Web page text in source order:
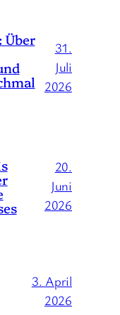
Über
31.
Juli
2026
20.
Juni
2026
3. April
2026